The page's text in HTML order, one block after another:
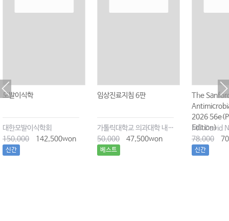
모발이식학
대한모발이식학회
150,000
142,500won
신간
임상진료지침 6판
가톨릭대학교 의과대학 내과학교실
50,000
47,500won
베스트
The
2026
Edition)
MD David
78,000
신간